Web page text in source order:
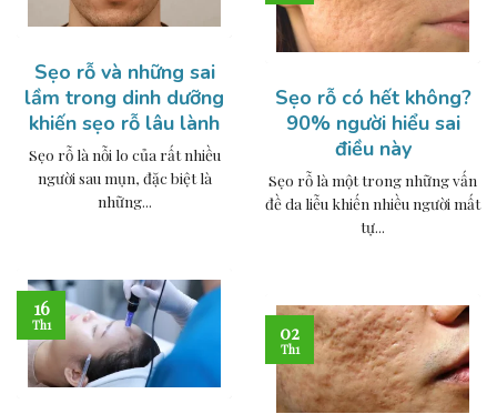
Sẹo rỗ và những sai
lầm trong dinh dưỡng
khiến sẹo rỗ lâu lành
Sẹo rỗ là nỗi lo của rất nhiều
người sau mụn, đặc biệt là
những...
Sẹo rỗ có hết không?
90% người hiểu sai
điều này
Sẹo rỗ là một trong những vấn
đề da liễu khiến nhiều người mất
tự...
16
Th1 02
Th1